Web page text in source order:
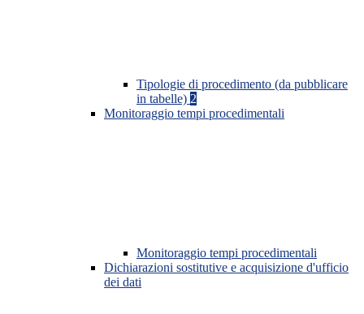
Tipologie di procedimento (da pubblicare
in tabelle) 2
Monitoraggio tempi procedimentali
Monitoraggio tempi procedimentali
Dichiarazioni sostitutive e acquisizione d'ufficio
dei dati